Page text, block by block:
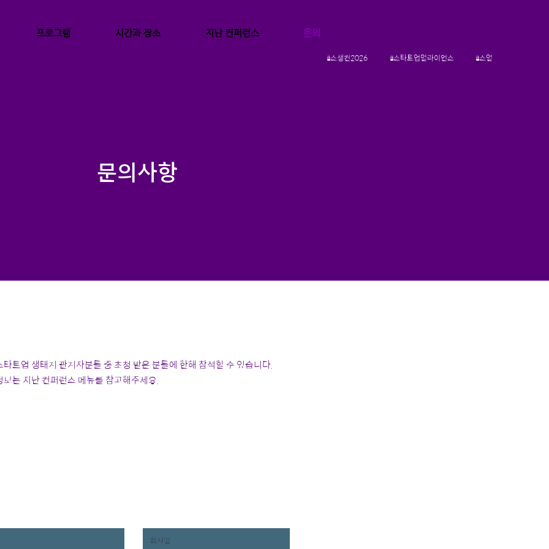
프로그램 시간과 장소 지난 컨퍼런스 문의
#스생컨2026 #스타트업얼라이언스 #스얼
문의사항
타트업 생태계 관계자분들 중 초청 받은 분들에 한해 참석할 수 있습니다.
보는 지난 컨퍼런스 메뉴를 참고해주세요.